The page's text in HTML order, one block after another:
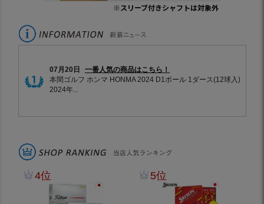
※スリーブ付きシャフトは対象外